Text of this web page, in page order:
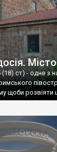
ст) - одне з
щоби розвіяти